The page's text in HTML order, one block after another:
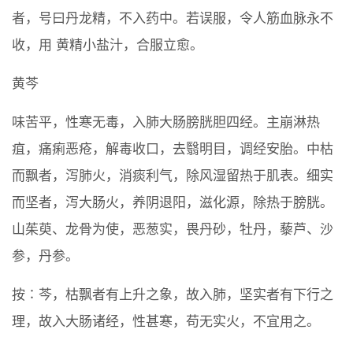
者，号曰丹龙精，不入药中。若误服，令人筋血脉永不
收，用 黄精小盐汁，合服立愈。
黄芩
味苦平，性寒无毒，入肺大肠膀胱胆四经。主崩淋热
疽，痛痢恶疮，解毒收口，去翳明目，调经安胎。中枯
而飘者，泻肺火，消痰利气，除风湿留热于肌表。细实
而坚者，泻大肠火，养阴退阳，滋化源，除热于膀胱。
山茱萸、龙骨为使，恶葱实，畏丹砂，牡丹，藜芦、沙
参，丹参。
按∶芩，枯飘者有上升之象，故入肺，坚实者有下行之
理，故入大肠诸经，性甚寒，苟无实火，不宜用之。